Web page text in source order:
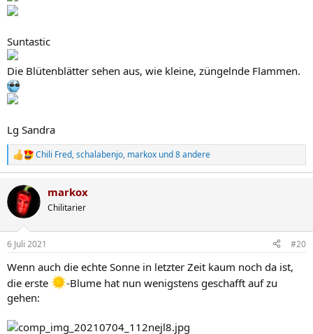
Suntastic
Die Blütenblätter sehen aus, wie kleine, züngelnde Flammen.
Lg Sandra
R
e
k
i
e
:
Chili Fred,schalabenjo, markox und 8 andere
markox
Chilitarier
6 Juli 2021 #20
Wenn auch die echte Sonne in letzter Zeit kaum noch da ist,
die erste
-Blume hat nun wenigstens geschafft auf zu
gehen: